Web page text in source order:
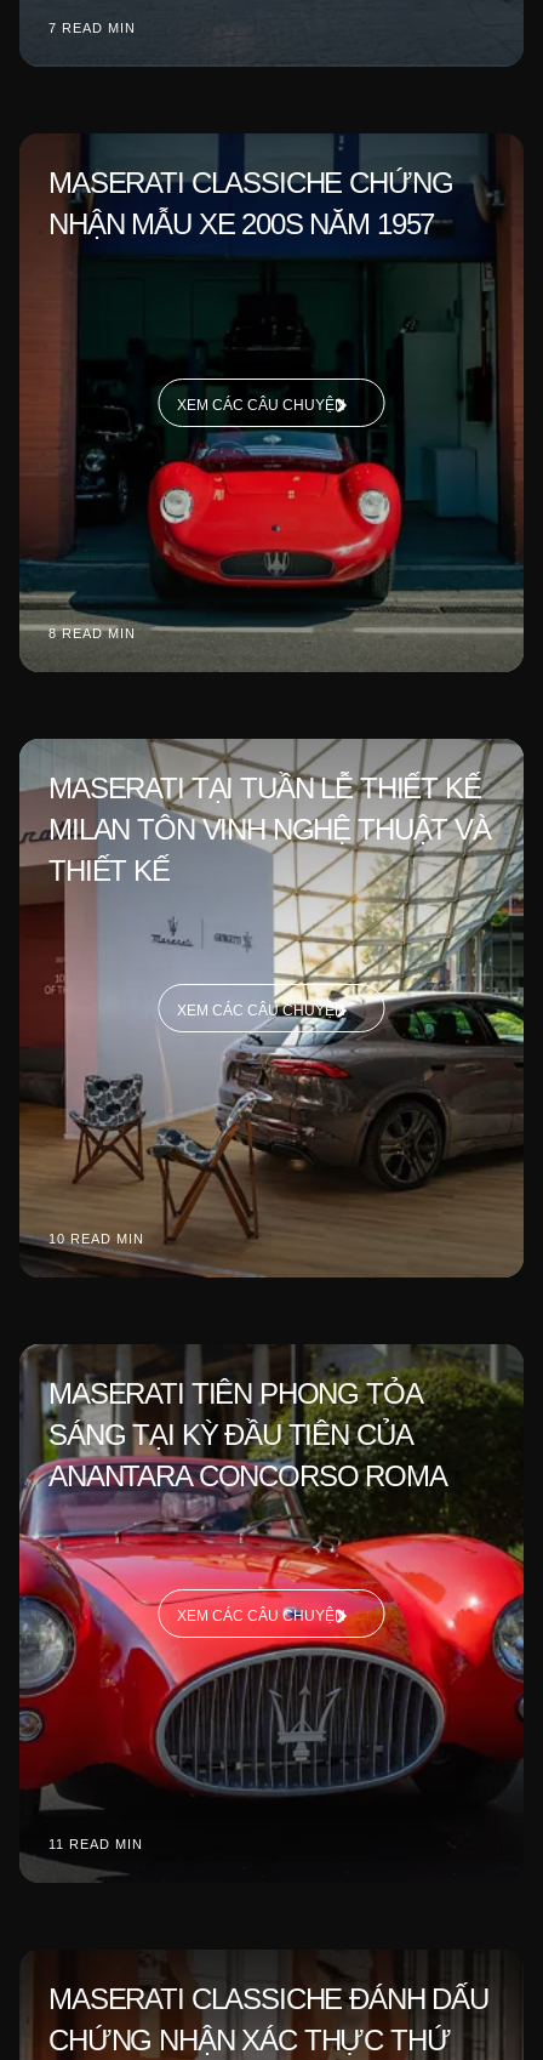
7 READ MIN
MASERATI CLASSICHE CHỨNG
NHẬN MẪU XE 200S NĂM 1957
8 READ MIN
XEM CÁC CÂU CHUYỆN
MASERATI TẠI TUẦN LỄ THIẾT KẾ
MILAN TÔN VINH NGHỆ THUẬT VÀ
THIẾT KẾ
10 READ MIN
XEM CÁC CÂU CHUYỆN
MASERATI TIÊN PHONG TỎA
SÁNG TẠI KỲ ĐẦU TIÊN CỦA
ANANTARA CONCORSO ROMA
11 READ MIN
XEM CÁC CÂU CHUYỆN
MASERATI CLASSICHE ĐÁNH DẤU
CHỨNG NHẬN XÁC THỰC THỨ